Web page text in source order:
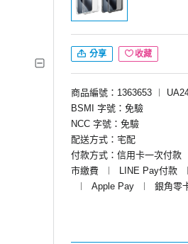
分享 收藏
商品編號：1363653 ︱
BSMI 字號：免驗
NCC 字號：免驗
配送方式：宅配
付款方式：信用卡一次付款
市繳費
︱ LINE Pay付款 ︱
︱
Apple Pay ︱ 銀角零